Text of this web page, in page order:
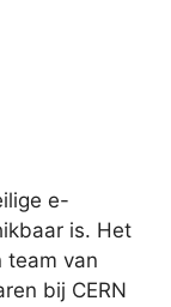
e-
is. Het
team van
bij CERN